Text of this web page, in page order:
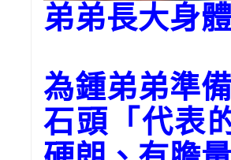
弟弟長大身
為鍾弟弟準
石頭「代表